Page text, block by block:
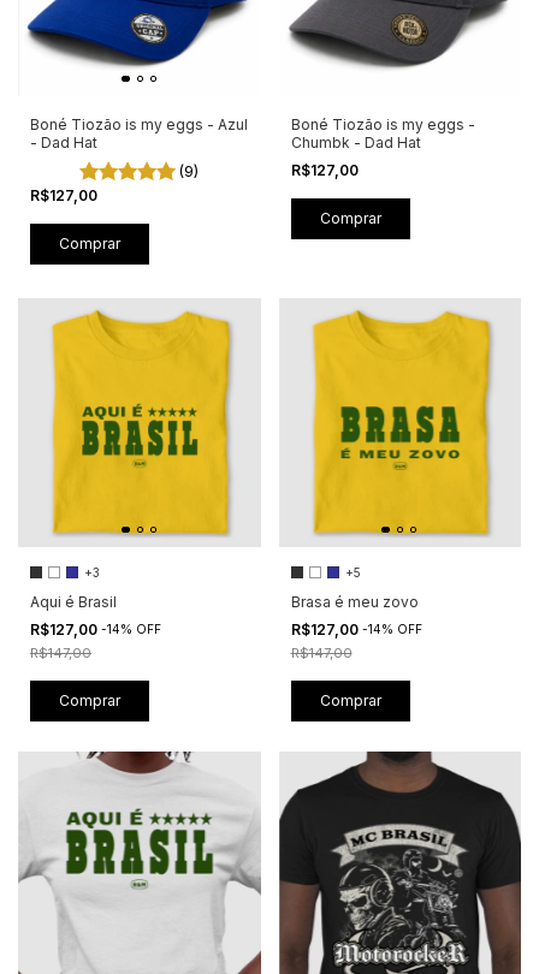
Boné Tiozão is my eggs - Azul
- Dad Hat
(9)
R$127,00
Boné Tiozão is my eggs -
Chumbk - Dad Hat
R$127,00
+3
Aqui é Brasil
R$127,00 -14% OFF
R$147,00
Comprar
+5
Brasa é meu zovo
R$127,00 -14% OFF
R$147,00
Comprar